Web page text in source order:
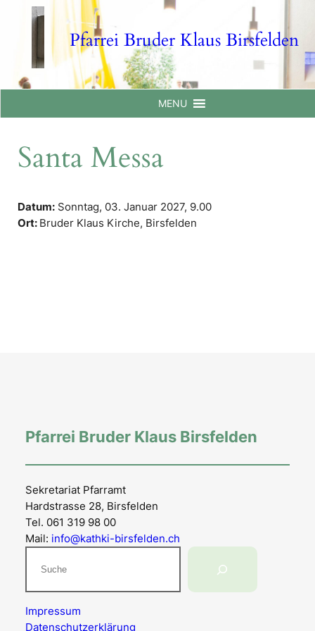
Pfarrei Bruder Klaus Birsfelden
MENU
Santa Messa
Datum: Sonntag, 03. Januar 2027, 9.00
Ort: Bruder Klaus Kirche, Birsfelden
Pfarrei Bruder Klaus Birsfelden
Sekretariat Pfarramt
Hardstrasse 28, Birsfelden
Tel. 061 319 98 00
Mail: info@kathki-birsfelden.ch
Impressum
Datenschutzerklärung